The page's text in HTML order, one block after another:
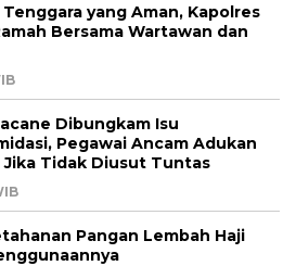
yang Aman, Kapolres
Bersama Wartawan dan
Dibungkam Isu
Pegawai Ancam Adukan
Tidak Diusut Tuntas
Pangan Lembah Haji